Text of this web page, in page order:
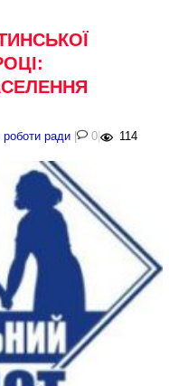
роботи ради | 0 | 114